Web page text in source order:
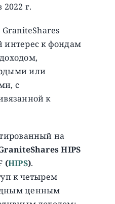
г.
интерес к фондам
или
с
к
на
HIPS
(HIPS).
к четырем
ценным